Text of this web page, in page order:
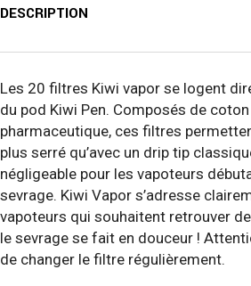
DESCRIPTION
Les 20 filtres Kiwi vapor se logent
du pod Kiwi Pen. Composés de
pharmaceutique, ces filtres
plus serré qu’avec un drip tip
négligeable pour les vapoteurs
sevrage. Kiwi Vapor s’adresse
vapoteurs qui souhaitent retrouver
le sevrage se fait en douceur !
de changer le filtre régulièrement.